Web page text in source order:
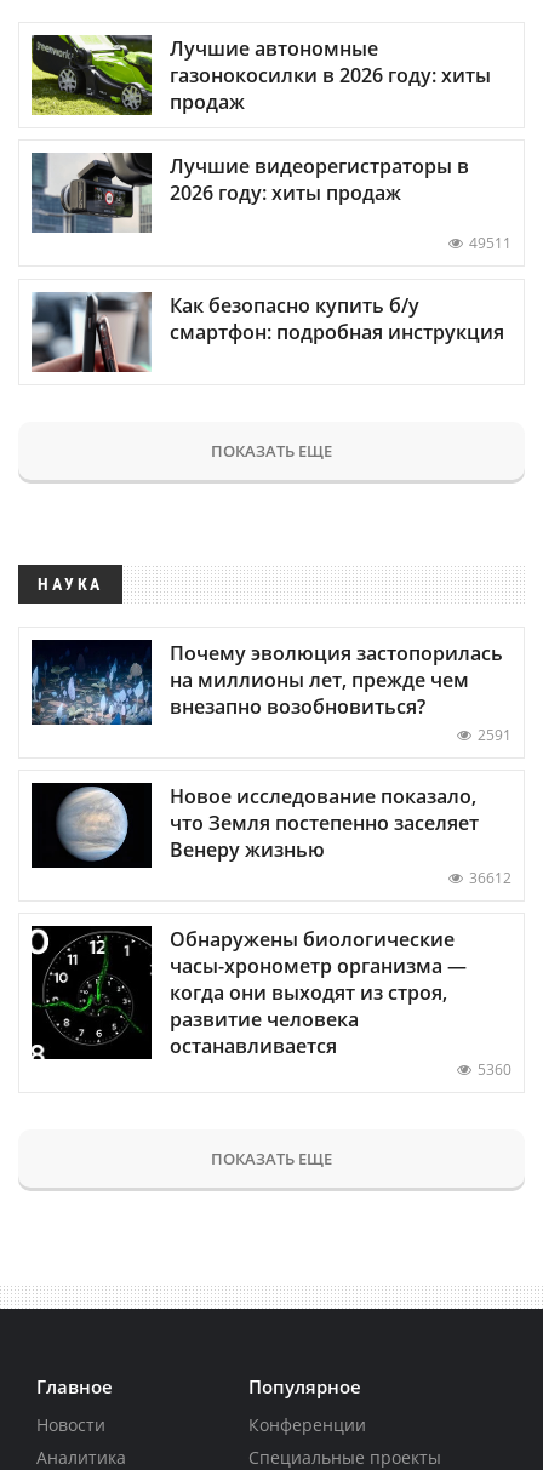
Лучшие автономные
газонокосилки в 2026 году: хиты
продаж
Лучшие видеорегистраторы в
2026 году: хиты продаж
49511
Как безопасно купить б/у
смартфон: подробная инструкция
ПОКАЗАТЬ ЕЩЕ
НАУКА
Почему эволюция застопорилась
на миллионы лет, прежде чем
внезапно возобновиться?
2591
Новое исследование показало,
что Земля постепенно заселяет
Венеру жизнью
36612
Обнаружены биологические
часы-хронометр организма —
когда они выходят из строя,
развитие человека
останавливается
5360
ПОКАЗАТЬ ЕЩЕ
Главное
Новости
Аналитика
Популярное
Конференции
Специальные проекты